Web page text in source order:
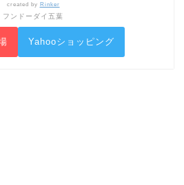
created by Rinker
フンドーダイ五葉
Yahooショッピング